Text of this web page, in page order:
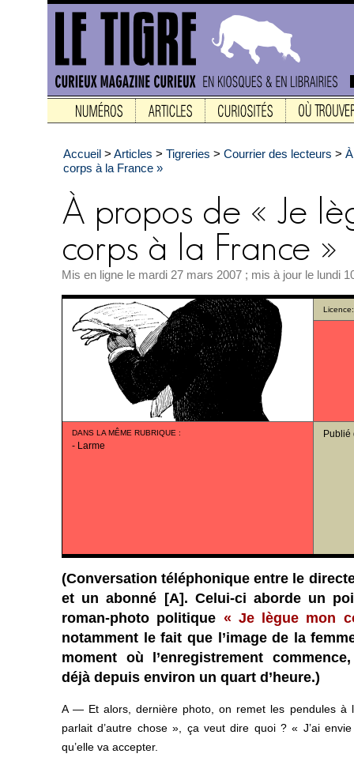
Accueil > Articles > Tigreries > Courrier des lecteurs >
corps à la France »
Mis en ligne le mardi 27 mars 2007 ; mis à jour le lundi
DANS LA MÊME RUBRIQUE :
- Larme
(Conversation téléphonique entre le
et un abonné [A]. Celui-ci aborde un
roman-photo politique « Je lègue mon
notamment le fait que l’image de la
moment où l’enregistrement
déjà depuis environ un quart d’heure.)
A — Et alors, dernière photo, on remet les pendules à
parlait d’autre chose », ça veut dire quoi ? « J’ai
qu’elle va accepter.